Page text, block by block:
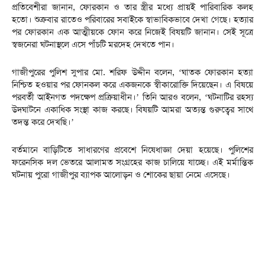
প্রতিবেশীরা জানান, ফোরকান ও তার স্ত্রীর মধ্যে প্রায়ই পারিবারিক কলহ
হতো। শুক্রবার রাতেও পরিবারের সবাইকে স্বাভাবিকভাবে দেখা গেছে। হত্যার
পর ফোরকান এক আত্মীয়কে ফোন করে নিজেই বিষয়টি জানান। সেই সূত্রে
স্বজনেরা ঘটনাস্থলে এসে পাঁচটি মরদেহ দেখতে পান।
গাজীপুরের পুলিশ সুপার মো. শরিফ উদ্দীন বলেন, ‘ঘাতক ফোরকান হত্যা
নিশ্চিত হওয়ার পর ফোনকল করে একজনকে স্বীকারোক্তি দিয়েছেন। এ বিষয়ে
পরবর্তী আইনগত পদক্ষেপ প্রক্রিয়াধীন।’ তিনি আরও বলেন, ‘ঘটনাটির রহস্য
উদ্ঘাটনে একাধিক সংস্থা কাজ করছে। বিষয়টি আমরা অত্যন্ত গুরুত্বের সাথে
তদন্ত করে দেখছি।’
বর্তমানে বাড়িটিতে সাধারণের প্রবেশে নিষেধাজ্ঞা দেয়া হয়েছে। পুলিশের
ফরেনসিক দল ভেতরে আলামত সংগ্রহের কাজ চালিয়ে যাচ্ছে। এই মর্মান্তিক
ঘটনায় পুরো গাজীপুর ব্যাপক আলোড়ন ও শোকের ছায়া নেমে এসেছে।